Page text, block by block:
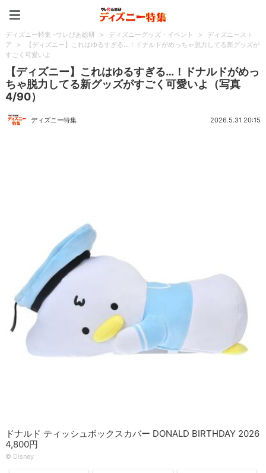
ディズニー特集 -ウレぴあ総研 > ディズニーグッズ・イベント >
ディズニースト
ア
>
【ディズニー】これはゆるすぎる…！ドナルドがめっちゃ脱力してる新グッズが
すごく可愛いよ
【ディズニー】これはゆるすぎる…！ドナルドがめっ
ちゃ脱力してる新グッズがすごく可愛いよ（写真
4/90）
ディズニー特集 2026.5.31 20:15
ドナルド ティッシュボックスカバー DONALD BIRTHDAY 2026
4,800円
© Disney